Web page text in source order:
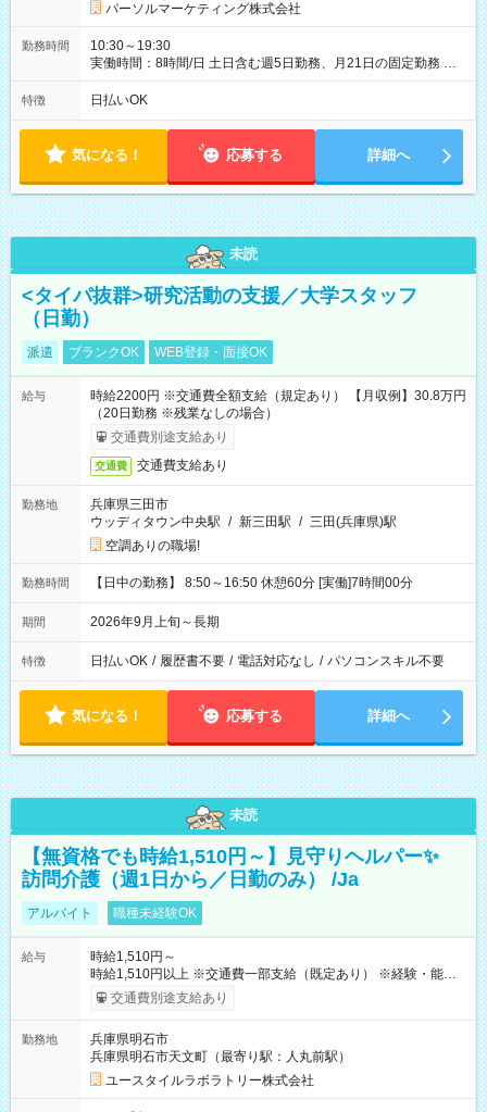
パーソルマーケティング株式会社
勤務時間
10:30～19:30
実働時間：8時間/日 土日含む週5日勤務、月21日の固定勤務 ※
実働8h/休憩1h勤務、残業ほぼ無し（5h/月）
特徴 日払いOK
気になる！ 応募する 詳細へ
未読
<タイパ抜群>研究活動の支援／大学スタッフ
（日勤）
派遣 ブランクOK WEB登録・面接OK
給与
時給2200円 ※交通費全額支給（規定あり） 【月収例】30.8万円
（20日勤務 ※残業なしの場合）
交通費別途支給あり
交通費 交通費支給あり
勤務地
兵庫県三田市
ウッディタウン中央駅 / 新三田駅 / 三田(兵庫県)駅
空調ありの職場!
勤務時間 【日中の勤務】 8:50～16:50 休憩60分 [実働]7時間00分
期間 2026年9月上旬～長期
特徴 日払いOK / 履歴書不要 / 電話対応なし / パソコンスキル不要
気になる！ 応募する 詳細へ
未読
【無資格でも時給1,510円～】見守りヘルパー✨
訪問介護（週1日から／日勤のみ） /Ja
アルバイト 職種未経験OK
給与
時給1,510円～
時給1,510円以上 ※交通費一部支給（既定あり） ※経験・能力を
考慮して決定します 【収入例】 週1回勤務の場合：1,510円×8時
間×4回=4万8,320円 週3回勤務の場合：1,510円×8時間×12回
1,600円 【試用期間】試用期間あり 試用期間の長さ：2ヶ月
※ 雇用形態と給与に、本採用時と異なる部分があります。 雇用
形態：本採用時と同じです。 給与：時給 1,120円以上
交通費別途支給あり
勤務地
兵庫県明石市
兵庫県明石市天文町（最寄り駅：人丸前駅）
ユースタイルラボラトリー株式会社